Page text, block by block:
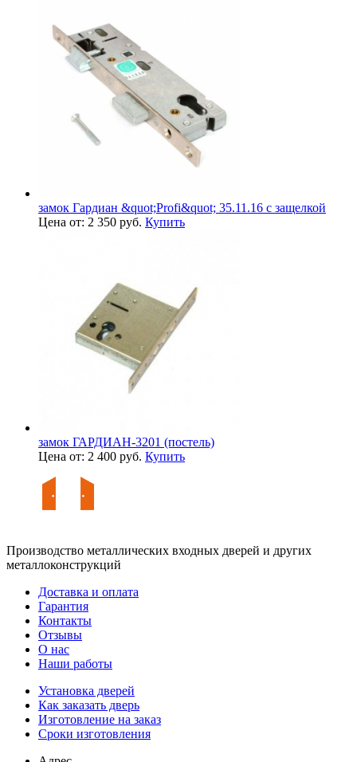
замок Гардиан &quot;Profi&quot; 35.11.16 с защелкой
Цена от: 2 350 руб. Купить
замок ГАРДИАН-3201 (постель)
Цена от: 2 400 руб. Купить
Производство металлических входных дверей и других
металлоконструкций
Доставка и оплата
Гарантия
Контакты
Отзывы
О нас
Наши работы
Установка дверей
Как заказать дверь
Изготовление на заказ
Сроки изготовления